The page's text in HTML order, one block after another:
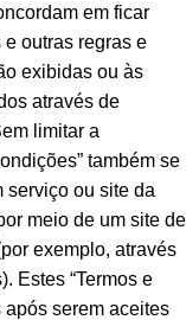
em ficar
outras regras e
exibidas ou às
através de
limitar a
também se
serviço ou site da
meio de um site de
exemplo, através
Estes “Termos e
serem aceites